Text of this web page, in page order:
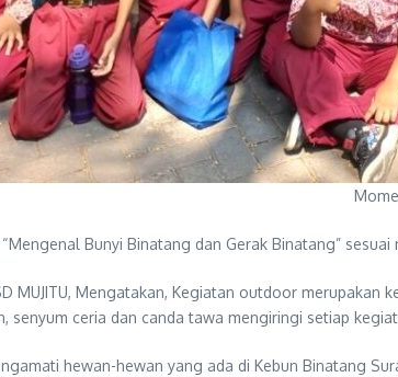
Bunyi Binatang dan Gerak Binatang”
MUJITU, Mengatakan, Kegiatan outdoor
senyum ceria dan canda tawa mengiringi setiap
hewan-hewan yang ada di Kebun Binatang